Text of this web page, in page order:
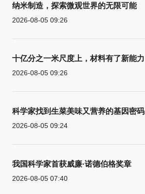
纳米制造，探索微观世界的无限可能
2026-08-05 09:26
十亿分之一米尺度上，材料有了新能力
2026-08-05 09:26
科学家找到生菜美味又营养的基因密码
2026-08-05 09:24
我国科学家首获威廉·诺德伯格奖章
2026-08-05 07:40